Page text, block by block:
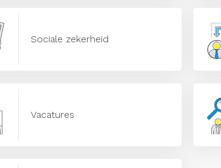
Sociale zekerheid
Vacatures